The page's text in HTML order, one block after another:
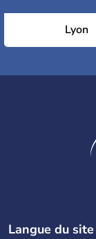
Lyon
Langue du site